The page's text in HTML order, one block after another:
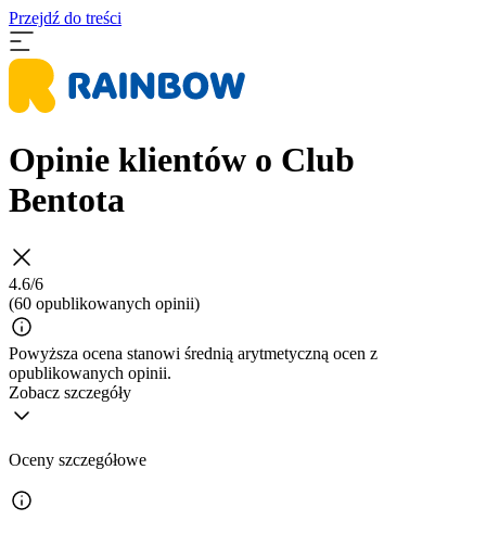
Przejdź do treści
Opinie klientów o Club
Bentota
4.6/6
(60 opublikowanych opinii)
Powyższa ocena stanowi średnią arytmetyczną ocen z
opublikowanych opinii.
Zobacz szczegóły
Oceny szczegółowe